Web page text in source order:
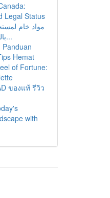
Legal Status
مواد خام
بالبشرة : مرشد كا...
Panduan
Hemat
of Fortune:
ของแท้ รีวิว
with